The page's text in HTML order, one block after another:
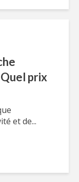
prix
et de...